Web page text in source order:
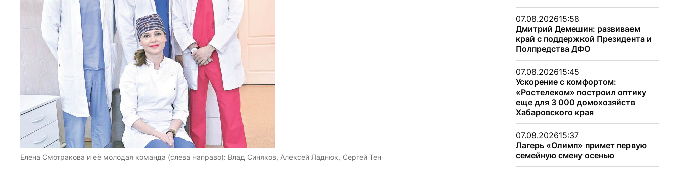
Елена Смотракова и её молодая команда (слева направо): Влад Синяков, Алексей Ладнюк, Сергей Тен
07.08.202615:58
Дмитрий Демешин: развиваем
край с поддержкой Президента и
Полпредства ДФО
07.08.202615:45
Ускорение с комфортом:
«Ростелеком» построил оптику
еще для 3 000 домохозяйств
Хабаровского края
07.08.202615:37
Лагерь «Олимп» примет первую
семейную смену осенью